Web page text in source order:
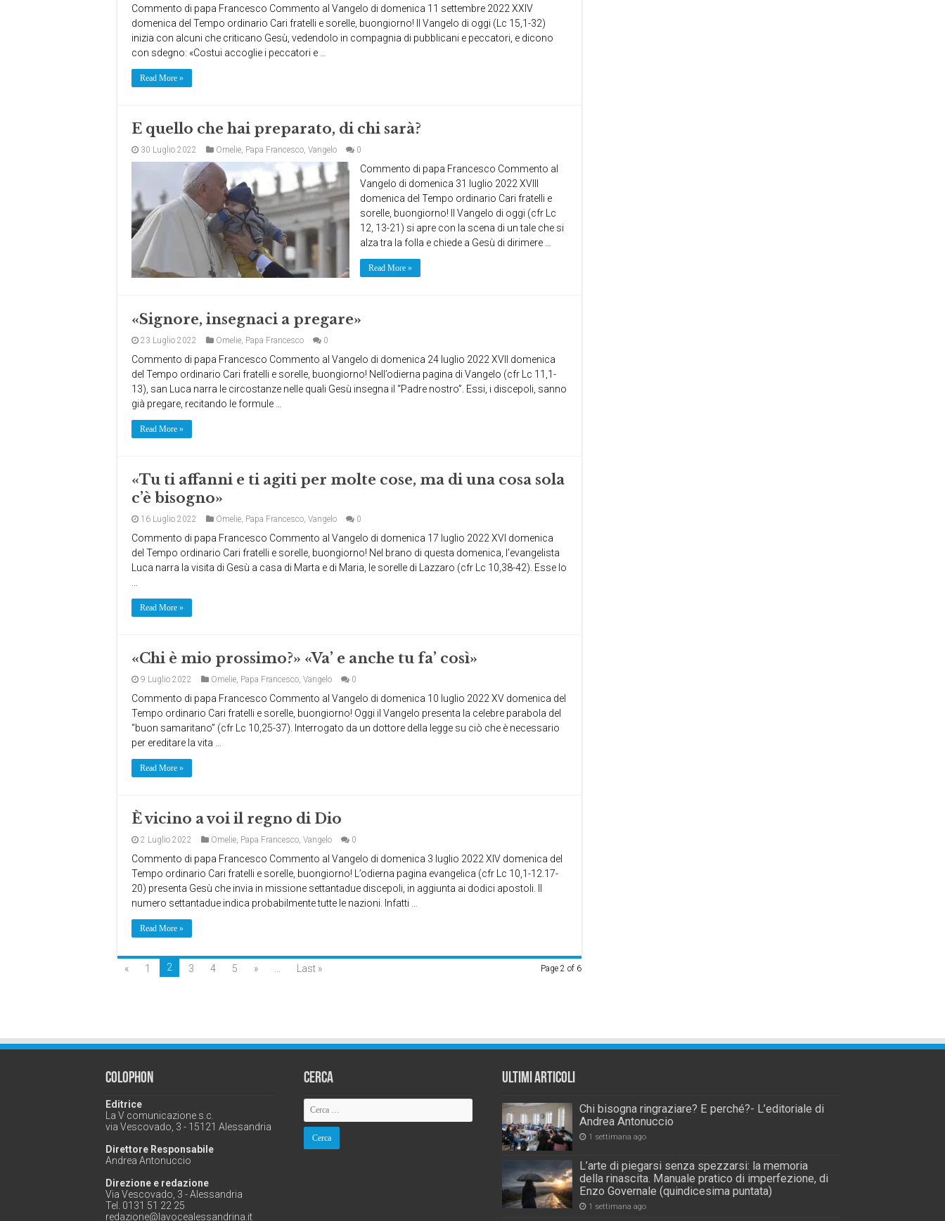
Commento di papa Francesco Commento al Vangelo di domenica 11 settembre 2022 XXIV
domenica del Tempo ordinario Cari fratelli e sorelle, buongiorno! Il Vangelo di oggi (Lc 15,1-32)
inizia con alcuni che criticano Gesù, vedendolo in compagnia di pubblicani e peccatori, e dicono
con sdegno: «Costui accoglie i peccatori e …
Read More »
E quello che hai preparato, di chi sarà?
30 Luglio 2022 Omelie, Papa Francesco, Vangelo 0
Commento di papa Francesco Commento al
Vangelo di domenica 31 luglio 2022 XVIII
domenica del Tempo ordinario Cari fratelli e
sorelle, buongiorno! Il Vangelo di oggi (cfr Lc
12, 13-21) si apre con la scena di un tale che si
alza tra la folla e chiede a Gesù di dirimere …
Read More »
«Signore, insegnaci a pregare»
23 Luglio 2022 Omelie, Papa Francesco 0
Commento di papa Francesco Commento al Vangelo di domenica 24 luglio 2022 XVII domenica
del Tempo ordinario Cari fratelli e sorelle, buongiorno! Nell’odierna pagina di Vangelo (cfr Lc 11,1-
13), san Luca narra le circostanze nelle quali Gesù insegna il “Padre nostro”. Essi, i discepoli, sanno
già pregare, recitando le formule …
Read More »
«Tu ti affanni e ti agiti per molte cose, ma di una cosa sola
c’è bisogno»
16 Luglio 2022 Omelie, Papa Francesco, Vangelo 0
Commento di papa Francesco Commento al Vangelo di domenica 17 luglio 2022 XVI domenica
del Tempo ordinario Cari fratelli e sorelle, buongiorno! Nel brano di questa domenica, l’evangelista
Luca narra la visita di Gesù a casa di Marta e di Maria, le sorelle di Lazzaro (cfr Lc 10,38-42). Esse lo
Read More »
«Chi è mio prossimo?» «Va’ e anche tu fa’ così»
9 Luglio 2022 Omelie, Papa Francesco, Vangelo 0
Commento di papa Francesco Commento al Vangelo di domenica 10 luglio 2022 XV domenica del
Tempo ordinario Cari fratelli e sorelle, buongiorno! Oggi il Vangelo presenta la celebre parabola del
“buon samaritano” (cfr Lc 10,25-37). Interrogato da un dottore della legge su ciò che è necessario
per ereditare la vita …
Read More »
È vicino a voi il regno di Dio
2 Luglio 2022 Omelie, Papa Francesco, Vangelo 0
Commento di papa Francesco Commento al Vangelo di domenica 3 luglio 2022 XIV domenica del
Tempo ordinario Cari fratelli e sorelle, buongiorno! L’odierna pagina evangelica (cfr Lc 10,1-12.17-
20) presenta Gesù che invia in missione settantadue discepoli, in aggiunta ai dodici apostoli. Il
numero settantadue indica probabilmente tutte le nazioni. Infatti …
Read More »
Page 2 of 6
« 1 2 3 4 5 » Last »
Colophon
Editrice
La V comunicazione s.c.
via Vescovado, 3 - 15121 Alessandria
Direttore Responsabile
Andrea Antonuccio
Direzione e redazione
Via Vescovado, 3 - Alessandria
Tel. 0131 51 22 25
redazione@lavocealessandrina.it
Cerca Ultimi Articoli
Chi bisogna ringraziare? E perché?- L’editoriale di
Andrea Antonuccio
1 settimana ago
L’arte di piegarsi senza spezzarsi: la memoria
della rinascita. Manuale pratico di imperfezione, di
Enzo Governale (quindicesima puntata)
1 settimana ago